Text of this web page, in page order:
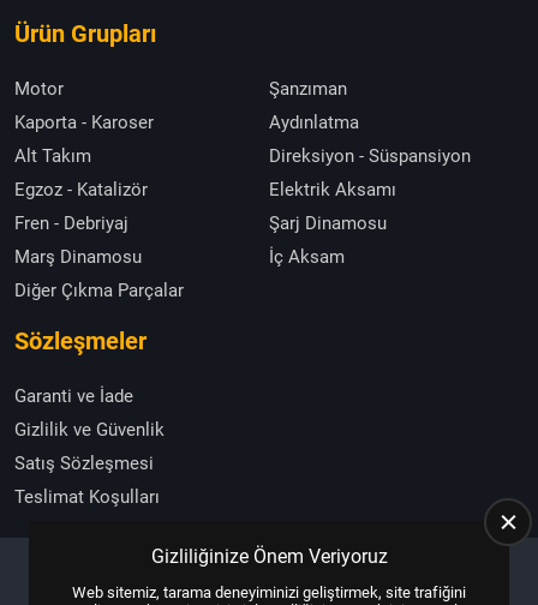
Ürün Grupları
Motor
Şanzıman
Kaporta - Karoser
Aydınlatma
Alt Takım
Direksiyon - Süspansiyon
Egzoz - Katalizör
Elektrik Aksamı
Fren - Debriyaj
Şarj Dinamosu
Marş Dinamosu
İç Aksam
Diğer Çıkma Parçalar
Sözleşmeler
Garanti ve İade
Gizlilik ve Güvenlik
Satış Sözleşmesi
Teslimat Koşulları
Copyright © 2025, All Right ReservedUS YAZILIM
Gizliliğinize Önem Veriyoruz
Web sitemiz, tarama deneyiminizi geliştirmek, site trafiğini